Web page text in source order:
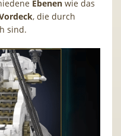
Ebenen wie das
, die durch
sind.